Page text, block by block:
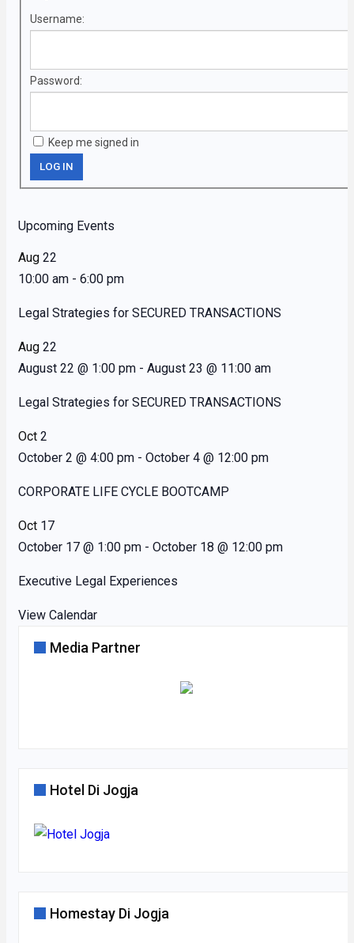
Username:
Password:
Keep me signed in
LOG IN
Upcoming Events
Aug 22
10:00 am - 6:00 pm
Legal Strategies for SECURED TRANSACTIONS
Aug 22
August 22 @ 1:00 pm - August 23 @ 11:00 am
Legal Strategies for SECURED TRANSACTIONS
Oct 2
October 2 @ 4:00 pm - October 4 @ 12:00 pm
CORPORATE LIFE CYCLE BOOTCAMP
Oct 17
October 17 @ 1:00 pm - October 18 @ 12:00 pm
Executive Legal Experiences
View Calendar
Media Partner
Hotel Di Jogja
Homestay Di Jogja